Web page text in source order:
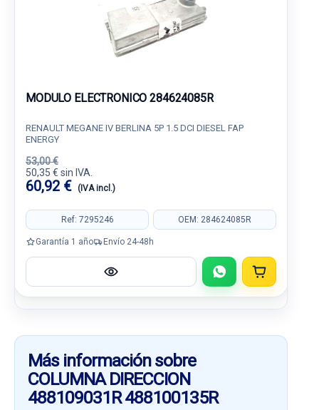
MODULO ELECTRONICO 284624085R
RENAULT MEGANE IV BERLINA 5P 1.5 DCI DIESEL FAP
ENERGY
53,00 €
50,35 € sin IVA.
60,92 € (IVA incl.)
Ref: 7295246 OEM: 284624085R
Garantía 1 año Envío 24-48h
Más información sobre
COLUMNA DIRECCION
488109031R 488100135R